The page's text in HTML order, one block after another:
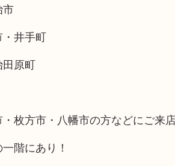
市
井手町
原町
枚方市・八幡市の方などにご来
階にあり！